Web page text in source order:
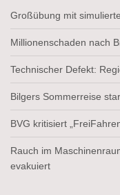
Großübung mit
Millionenschaden nach
Technischer Defekt:
Bilgers Sommerreise
BVG kritisiert
Rauch im
evakuiert